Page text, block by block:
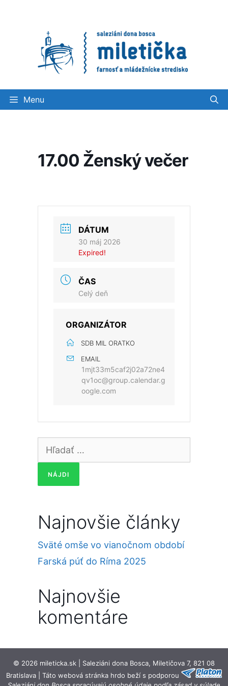
Menu
17.00 Ženský večer
DÁTUM
30 máj 2026
Expired!
ČAS
Celý deň
ORGANIZÁTOR
SDB MIL ORATKO
EMAIL
1mjt33m5caf2j02a72ne4
qv1oc@group.calendar.g
oogle.com
Hľadať:
Najnovšie články
Sväté omše vo vianočnom období
Farská púť do Ríma 2025
Najnovšie
komentáre
© 2026 mileticka.sk | Saleziáni dona Bosca, Miletičova 7, 821 08
Bratislava | Táto webová stránka hrdo beží s podporou